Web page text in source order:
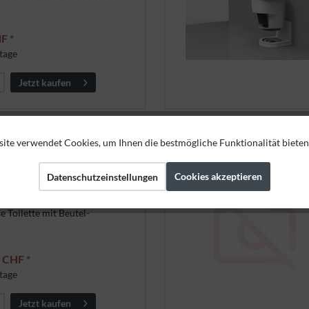
*
Jetzt kaufen
Toilette mit Rundsockel
Toilette mit Beutel-
*
Jetzt kaufen
verwendet Cookies, um Ihnen die bestmögliche Funktionalität
Datenschutzeinstellungen Cookies akzeptieren